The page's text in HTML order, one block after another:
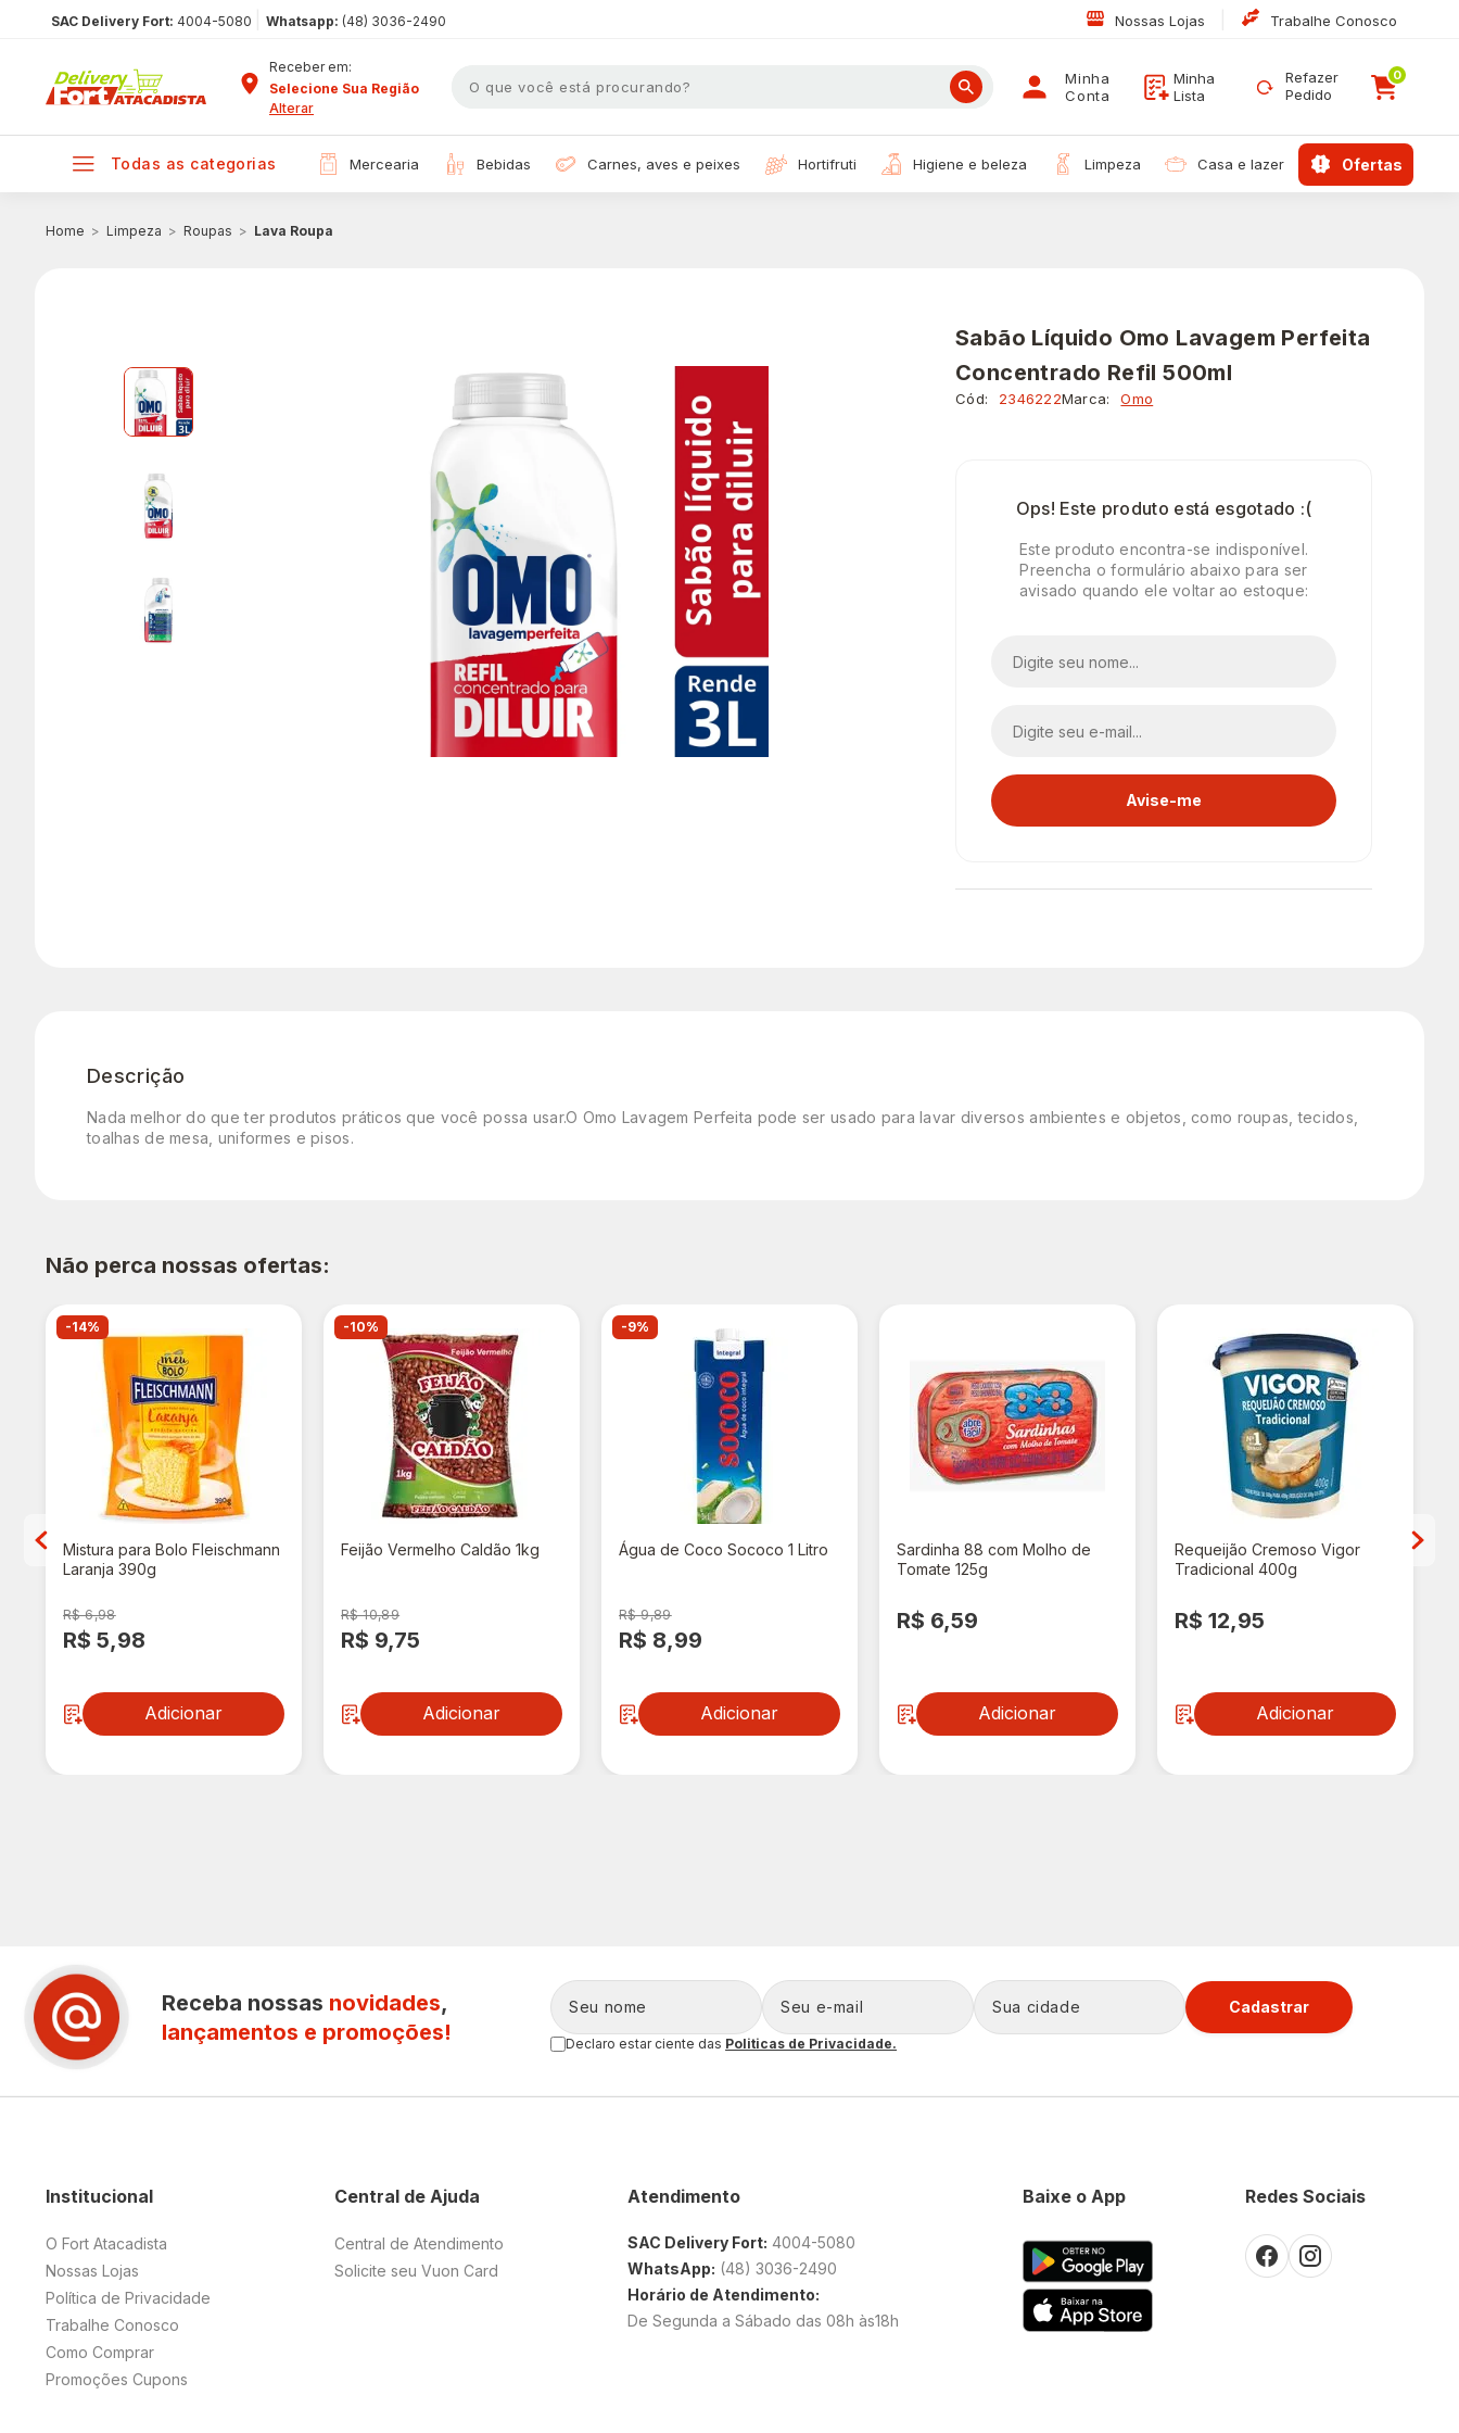
SAC Delivery Fort: 4004-5080 Whatsapp: (48) 3036-2490 Nossas Lojas Trabalhe Conosco
Receber em:
Selecione Sua Região
Alterar
Minha
Conta
Minha
Lista
Refazer
Pedido
0
todas as categorias mercearia bebidas carnes, aves e peixes hortifruti higiene e beleza limpeza casa e lazer ofertas
Limpeza Roupas Lava Roupa
Sabão Líquido Omo Lavagem Perfeita
Concentrado Refil 500ml
Cód: 2346222Marca: Omo
Ops! Este produto está esgotado :(
Este produto encontra-se indisponível.
Preencha o formulário abaixo para ser
avisado quando ele voltar ao estoque:
Descrição
Nada melhor do que ter produtos práticos que você possa usar.O Omo Lavagem Perfeita pode ser usado para lavar diversos ambientes e objetos, como roupas, tecidos,
toalhas de mesa, uniformes e pisos.
Não perca nossas ofertas:
-14%
Mistura para Bolo Fleischmann
Laranja 390g
R$ 6,98
R$ 5,98
Adicionar
-10%
Feijão Vermelho Caldão 1kg
R$ 10,89
R$ 9,75
Adicionar
-9%
Água de Coco Sococo 1 Litro
R$ 9,89
R$ 8,99
Adicionar
Sardinha 88 com Molho de
Tomate 125g
R$ 6,59
Adicionar
Requeijão Cremoso Vigor
Tradicional 400g
R$ 12,95
Adicionar
Receba nossas novidades,
lançamentos e promoções!
Cadastrar
Declaro estar ciente das Politicas de Privacidade.
Central de Ajuda
Central de Atendimento
Solicite seu Vuon Card
Institucional
O Fort Atacadista
Nossas Lojas
Política de Privacidade
Trabalhe Conosco
Como Comprar
Promoções Cupons
Atendimento
SAC Delivery Fort: 4004-5080
WhatsApp: (48) 3036-2490
Horário de Atendimento:
De Segunda a Sábado das 08h às18h
Redes Sociais
Baixe o App